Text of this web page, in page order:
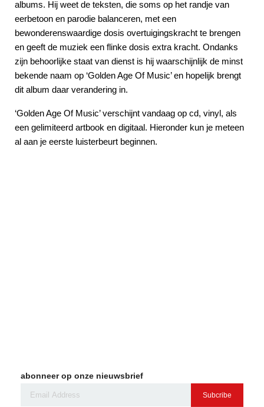
albums. Hij weet de teksten, die soms op het randje van
eerbetoon en parodie balanceren, met een
bewonderenswaardige dosis overtuigingskracht te brengen
en geeft de muziek een flinke dosis extra kracht. Ondanks
zijn behoorlijke staat van dienst is hij waarschijnlijk de minst
bekende naam op ‘Golden Age Of Music’ en hopelijk brengt
dit album daar verandering in.
‘Golden Age Of Music’ verschijnt vandaag op cd, vinyl, als
een gelimiteerd artbook en digitaal. Hieronder kun je meteen
al aan je eerste luisterbeurt beginnen.
abonneer op onze nieuwsbrief
Subcribe